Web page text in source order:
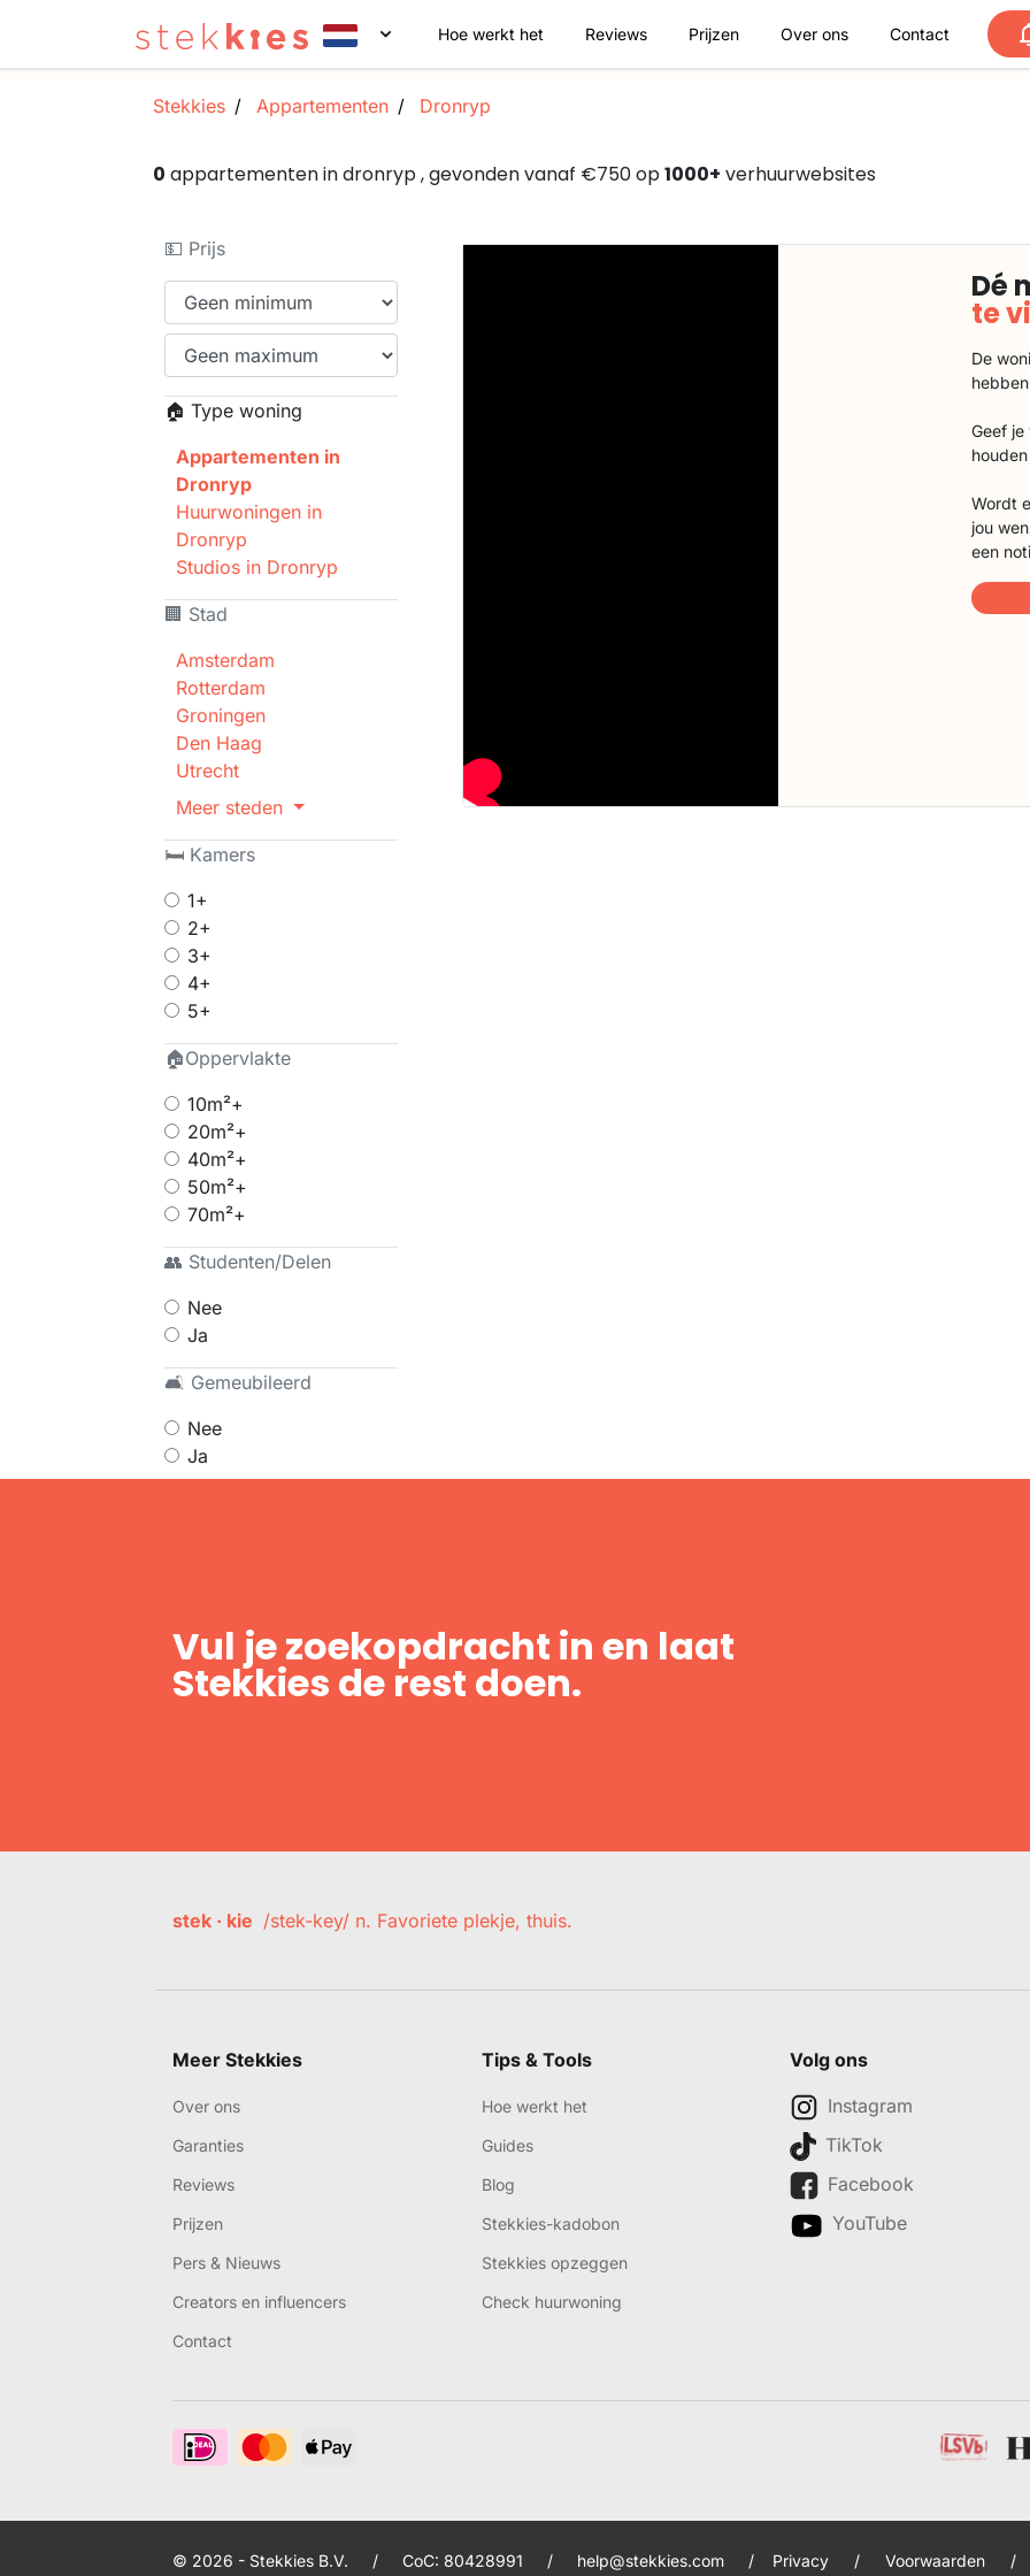
Hoe werkt het Reviews Prijzen Over ons Contact
Stekkies Appartementen Dronryp
0 appartementen in dronryp , gevonden vanaf €750 op1000+ verhuurwebsites
💵 Prijs
🏠 Type woning
Appartementen in
Dronryp
Huurwoningen in
Dronryp
Studios in Dronryp
🏢 Stad
Amsterdam
Rotterdam
Groningen
Den Haag
Utrecht
Meer steden
🛏 Kamers
1+
2+
3+
4+
5+
🏠Oppervlakte
10m²+
20m²+
40m²+
50m²+
70m²+
👥 Studenten/Delen
Nee
Ja
🛋 Gemeubileerd
Nee
Ja
Dé
te
De
Geef
Wordt
jou
een
Vul je zoekopdracht in en laat
Stekkies de rest doen.
stek · kie /stek-key/ n. Favoriete plekje, thuis.
Meer Stekkies
Over ons
Garanties
Reviews
Prijzen
Pers & Nieuws
Creators en influencers
Contact
Tips & Tools
Hoe werkt het
Guides
Blog
Stekkies-kadobon
Stekkies opzeggen
Check huurwoning
Volg ons
Instagram
TikTok
Facebook
YouTube
© 2026 - Stekkies B.V. / CoC: 80428991 / help@stekkies.com / Privacy / Voorwaarden /